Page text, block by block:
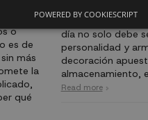
o
es de
más
la
qué
El mueble de
convertirse en
día no solo debe
personalidad y
decoración
almacenamiento,
Read more
POWERED BY COOKIESCRIPT